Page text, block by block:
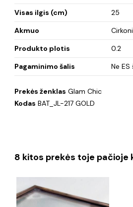
Visas ilgis (cm)
25
Akmuo
Produkto plotis
0.2
Pagaminimo šalis
Ne ES
Prekės ženklas Glam Chic
Kodas BAT_JL-217 GOLD
8 kitos prekės toje pačioje